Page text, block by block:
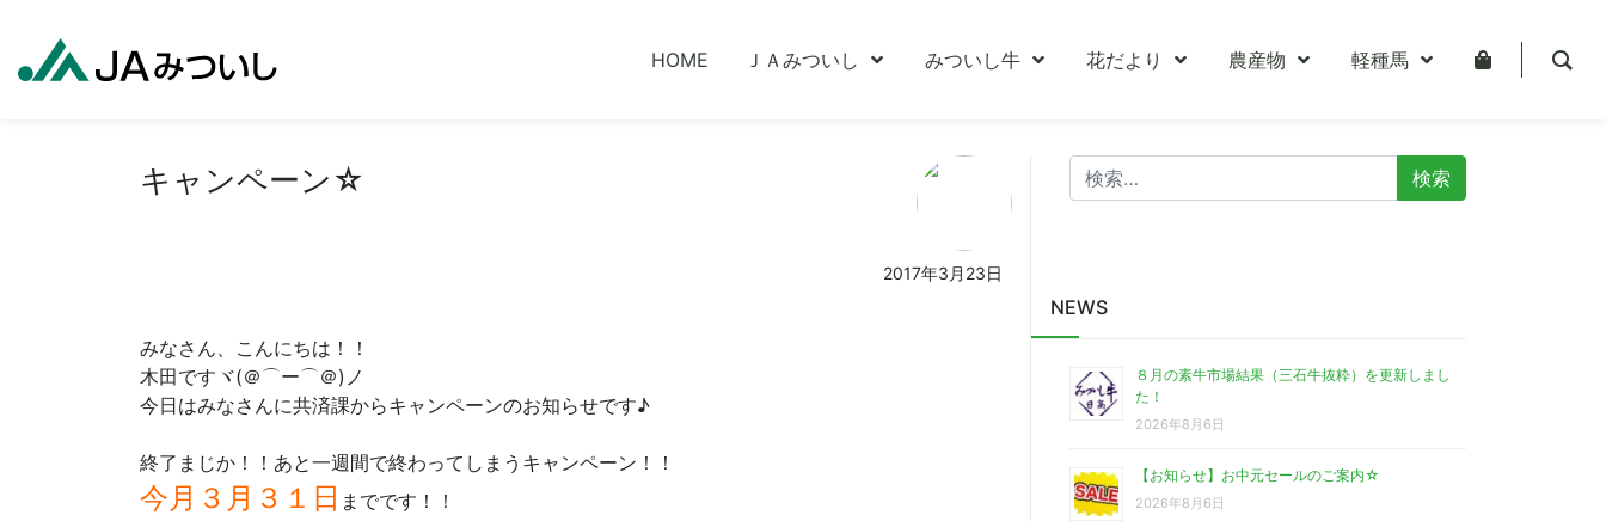
HOME ＪＡみついし みついし牛 花だより 農産物 軽種馬
キャンペーン☆
2017年3月23日
みなさん、こんにちは！！
木田ですヾ(＠⌒ー⌒＠)ノ
今日はみなさんに共済課からキャンペーンのお知らせです♪
終了まじか！！あと一週間で終わってしまうキャンペーン！！
今月３月３１日 までです！！
検
索:
NEWS
８月の素牛市場結果（三石牛抜粋）を更新しまし
た！
2026年8月6日
【お知らせ】お中元セールのご案内☆
2026年8月6日